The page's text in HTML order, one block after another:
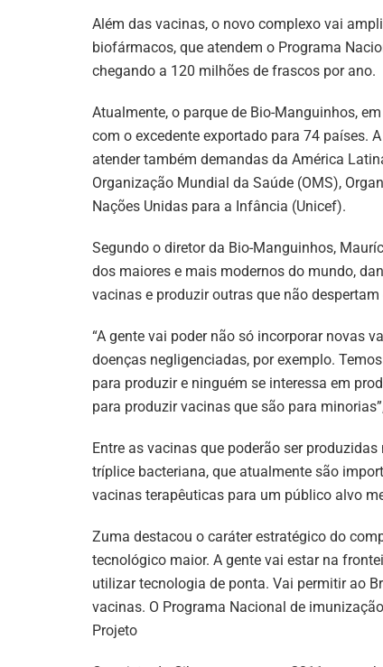
Além das vacinas, o novo complexo vai
biofármacos, que atendem o Programa
chegando a 120 milhões de frascos por ano.
Atualmente, o parque de Bio-Manguinhos,
com o excedente exportado para 74 países.
atender também demandas da América
Organização Mundial da Saúde (OMS),
Nações Unidas para a Infância (Unicef).
Segundo o diretor da Bio-Manguinhos,
dos maiores e mais modernos do mundo,
vacinas e produzir outras que não
“A gente vai poder não só incorporar novas
doenças negligenciadas, por exemplo.
para produzir e ninguém se interessa em
para produzir vacinas que são para
Entre as vacinas que poderão ser
tríplice bacteriana, que atualmente são
vacinas terapêuticas para um público alvo
Zuma destacou o caráter estratégico do
tecnológico maior. A gente vai estar na
utilizar tecnologia de ponta. Vai permitir ao
vacinas. O Programa Nacional de
Projeto